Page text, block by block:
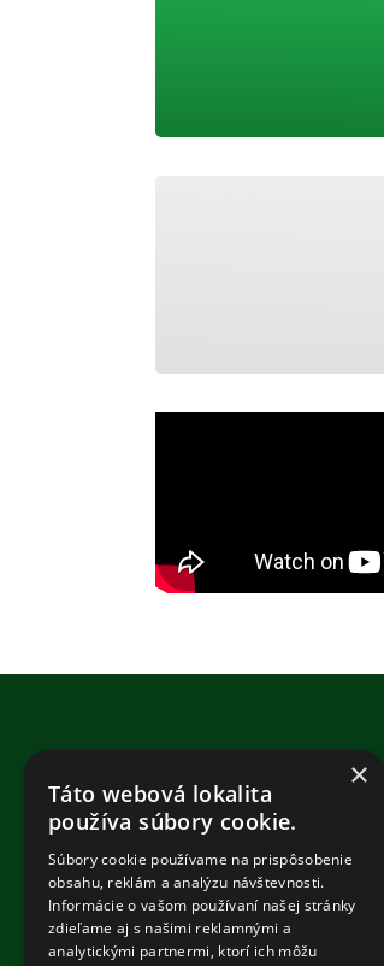
×
Táto webová lokalita
používa súbory cookie.
Súbory cookie používame na prispôsobenie
obsahu, reklám a analýzu návštevnosti.
Informácie o vašom používaní našej stránky
zdieľame aj s našimi reklamnými a
analytickými partnermi, ktorí ich môžu